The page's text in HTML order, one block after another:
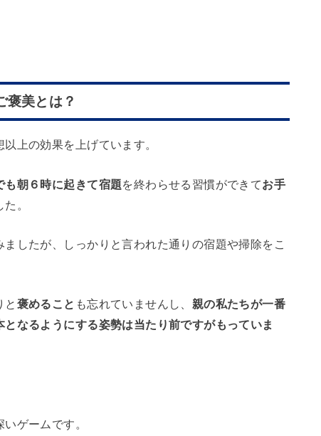
褒美とは？
以上の効果を上げています。
も朝６時に起きて宿題を終わらせる習慣ができてお手
。
したが、しっかりと言われた通りの宿題や掃除をこ
と 褒めること も忘れていませんし、 親の私たちが一番
なるようにする姿勢は当たり前ですがもっていま
ゲームです。